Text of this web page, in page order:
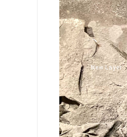
New Layer